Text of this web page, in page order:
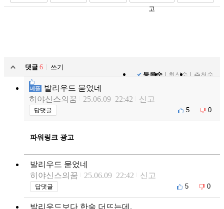
고
댓글 6
쓰기
등록순
최신순 추천순
베플
발리우드 묻었네
히야신스의꿈
25.06.09 22:42 신고
답댓글 5 0
파워링크 광고
발리우드 묻었네
히야신스의꿈
25.06.09 22:42 신고
답댓글 5 0
발리우드보다 한술 더뜨는데.